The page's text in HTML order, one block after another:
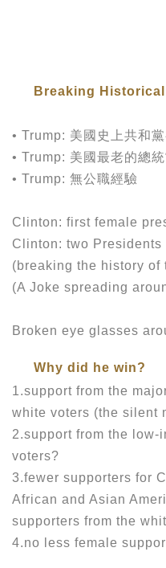
Breaking
• Trump: 美國史上共和
• Trump: 美國最老的總統
• Trump: 無公職經驗
Clinton: first female
Clinton: two
(breaking the history of
(A Joke spreading
Broken eye glasses
Why did he win?
1.support from the
white voters (the silent
2.support from the low-
voters?
3.fewer supporters for
African and Asian
supporters from the
4.no less female